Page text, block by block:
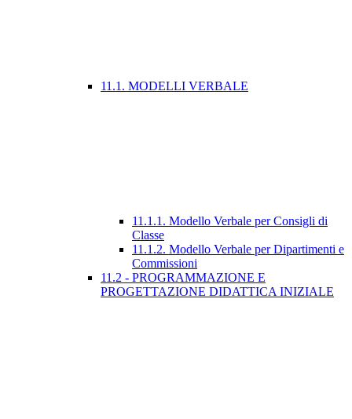
11.1. MODELLI VERBALE
11.1.1. Modello Verbale per Consigli di
Classe
11.1.2. Modello Verbale per Dipartimenti e
Commissioni
11.2 - PROGRAMMAZIONE E
PROGETTAZIONE DIDATTICA INIZIALE